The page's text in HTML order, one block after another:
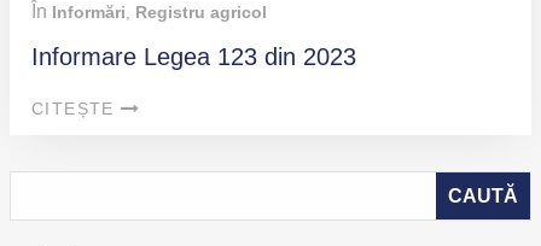
În Informări Registru agricol
Informare Legea 123 din 2023
CITEȘTE